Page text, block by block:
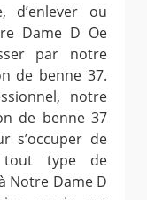
d’enlever ou
Dame D Oe
par notre
de benne 37.
notre
de benne 37
s’occuper de
tout type de
Notre Dame D